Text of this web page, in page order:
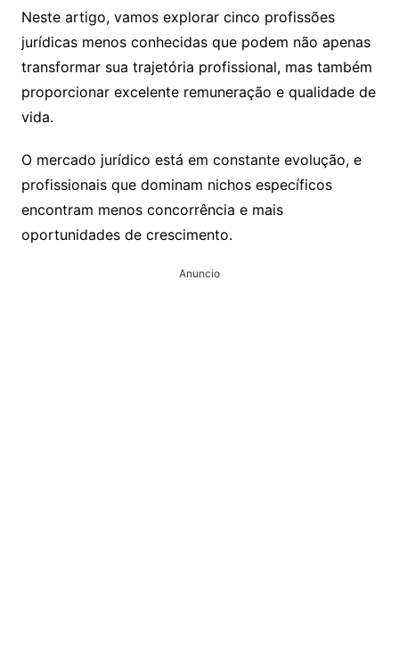
Neste artigo, vamos explorar cinco profissões
jurídicas menos conhecidas que podem não apenas
transformar sua trajetória profissional, mas também
proporcionar excelente remuneração e qualidade de
vida.
O mercado jurídico está em constante evolução, e
profissionais que dominam nichos específicos
encontram menos concorrência e mais
oportunidades de crescimento.
Anuncio